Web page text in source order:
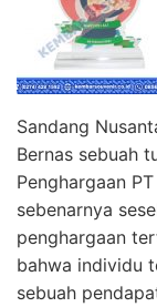
Sandang
Bernas sebuah
Penghargaan
sebenarnya
penghargaan
bahwa individu
sebuah